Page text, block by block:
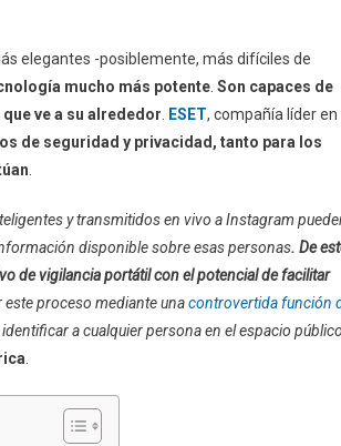
elegantes -posiblemente, más difíciles de
mucho más potente Son capaces de
ve a su alrededor
ESET, compañía líder en
de seguridad y privacidad, tanto para los
y transmitidos en vivo a Instagram
disponible sobre esas personas. De
de vigilancia portátil con el potencial de facilitar
este proceso mediante unacontrovertida función
a cualquier persona en el espacio